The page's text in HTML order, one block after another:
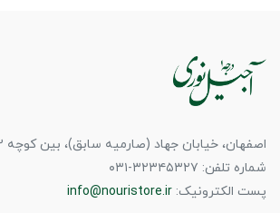
اصفهان، خیابان جهاد (صارمیه سابق)، بین کوچه ۱۲ و ۱۴
شماره تلفن: ۳۲۳۴۵۳۲۷-۰۳۱
پست الکترونیک: info@nouristore.ir